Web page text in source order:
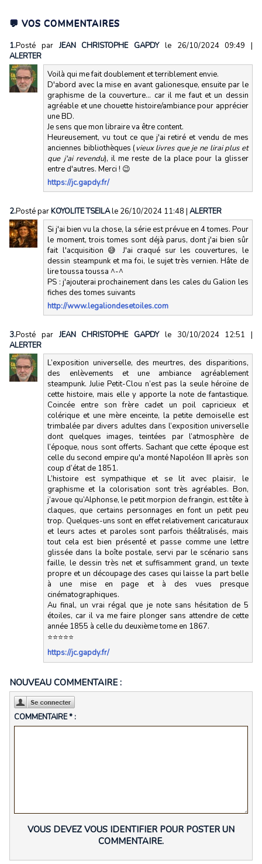
💬 VOS COMMENTAIRES
1.Posté parJEAN CHRISTOPHE GAPDY le 26/10/2024 09:49 |
ALERTER
Voilà qui me fait doublement et terriblement envie.
D'abord avec la mise en avant galionesque, ensuite par le
graphisme de la couverture... car il me faut et un dessin
agréable et une chouette histoire/ambiance pour apprécier
une BD.
Je sens que mon libraire va être content.
Heureusement, vu tout ce que j'ai retiré et vendu de mes
anciennes bibliothèques (vieux livres que je ne lirai plus et
que j'ai revendu), il me reste de la place pour la glisser
entre d'autres. Merci ! 😉
https://jc.gapdy.fr/
2.Posté parKOYOLITE TSEILAle 26/10/2024 11:48 | ALERTER
Si j'ai bien vu la chose, la série est prévue en 4 tomes. Pour
le moment, trois tomes sont déjà parus, dont j'ai bien sûr
fait l'acquisition 😅 J'ai craqué sur les couvertures, le
dessin steampunk et ma foi, le sujet très vernien. Hâte de
lire toussa toussa ^-^
PS : j'ajouterai prochainement dans les cales du Galion les
fiches des tomes suivants
http://www.legaliondesetoiles.com
3.Posté parJEAN CHRISTOPHE GAPDY le 30/10/2024 12:51 |
ALERTER
L’exposition universelle, des meurtres, des disparitions,
des enlèvements et une ambiance agréablement
steampunk. Julie Petit-Clou n’est pas la seule héroïne de
cette histoire, mais elle y apporte la note de fantastique.
Coincée entre son frère cadet un poil capricieux et
colérique et une mère enceinte, la petite demoiselle est
trimbalée par divers adultes dans l’exposition universelle
dont quelques images, teintées par l’atmosphère de
l’époque, nous sont offerts. Sachant que cette époque est
celle du second empire qu'a monté Napoléon III après son
coup d’état de 1851.
L’histoire est sympathique et se lit avec plaisir, le
graphisme et la colorisation sont très agréables. Bon,
j’avoue qu’Alphonse, le petit morpion de frangin, est tête à
claques, que certains personnages en font un petit peu
trop. Quelques-uns sont en effet relativement caricaturaux
et leurs actes et paroles sont parfois théâtralisés, mais
tout cela est bien présenté et passe comme une lettre
glissée dans la boîte postale, servi par le scénario sans
faille, le dessin très net et suffisamment grand, un texte
propre et un découpage des cases qui laisse la part belle
à une mise en page et à des vues presque
cinématographiques.
Au final, un vrai régal que je note sans hésitation de 5
étoiles, car il va me faire plonger sans attendre de cette
année 1855 à celle du deuxième tome en 1867.
⭐️⭐️⭐️⭐️⭐️
https://jc.gapdy.fr/
NOUVEAU COMMENTAIRE :
COMMENTAIRE * :
VOUS DEVEZ VOUS IDENTIFIER POUR POSTER UN
COMMENTAIRE.